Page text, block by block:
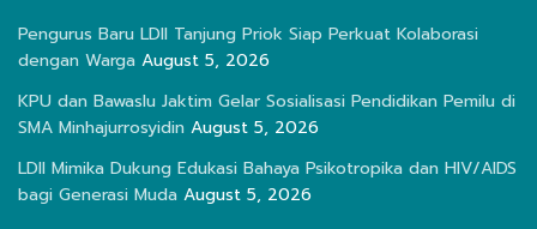
Pengurus Baru LDII Tanjung Priok Siap Perkuat Kolaborasi
dengan Warga August 5, 2026
KPU dan Bawaslu Jaktim Gelar Sosialisasi Pendidikan Pemilu di
SMA Minhajurrosyidin August 5, 2026
LDII Mimika Dukung Edukasi Bahaya Psikotropika dan HIV/AIDS
bagi Generasi Muda August 5, 2026